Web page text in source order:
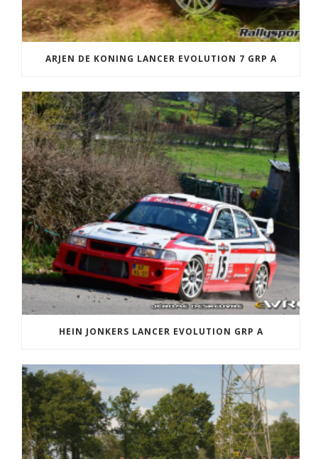
ARJEN DE KONING LANCER EVOLUTION 7 GRP A
HEIN JONKERS LANCER EVOLUTION GRP A